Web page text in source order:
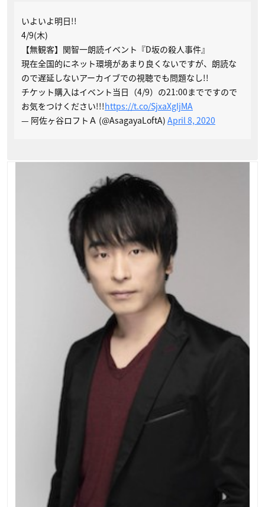
いよいよ明日!!
4/9(木)
【無観客】関智一朗読イベント『D坂の殺人事件』
現在全国的にネット環境があまり良くないですが、朗読な
ので遅延しないアーカイブでの視聴でも問題なし!!
チケット購入はイベント当日（4/9）の21:00までですので
お気をつけください!!!https://t.co/SjxaXgIjMA
— 阿佐ヶ谷ロフトＡ (@AsagayaLoftA) April 8, 2020